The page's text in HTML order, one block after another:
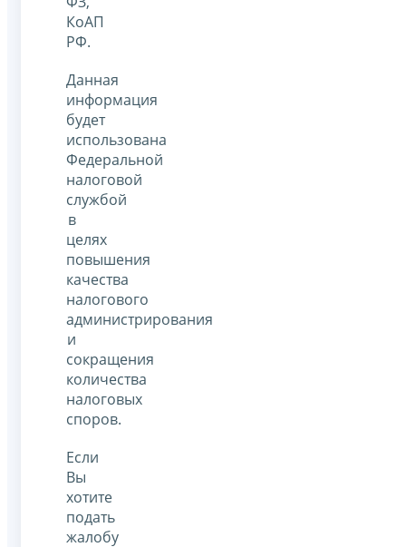
КоАП
РФ.
Данная
информация
будет
использована
Федеральной
налоговой
службой
в
целях
повышения
качества
налогового
администрирования
и
сокращения
количества
налоговых
споров.
Если
Вы
хотите
подать
жалобу